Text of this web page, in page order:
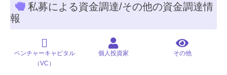
私募による資金調達/その他の資金調達情
報
ベンチャーキャピタル
（VC）
個人投資家 その他